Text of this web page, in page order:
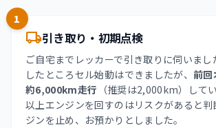
1
local_shipping引き取り・初期点検
ご自宅までレッカーで引き取りに伺いま
したところセル始動はできましたが、 前回
約6,000km走行 （推奨は2,000km）して
以上エンジンを回すのはリスクがあると
ジンを止め、お預かりとしました。